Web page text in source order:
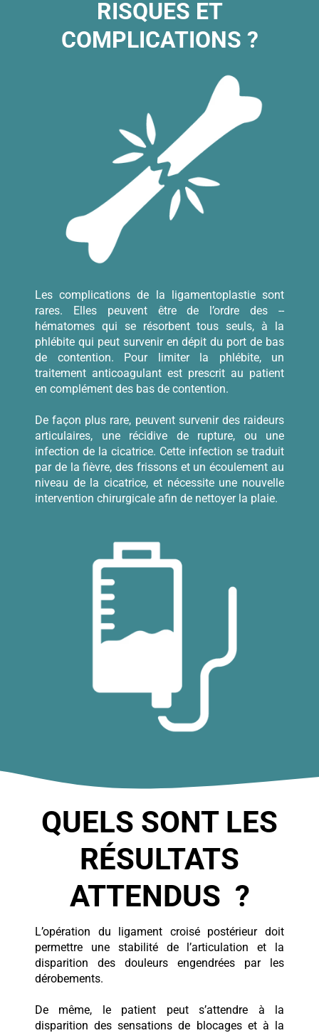
RISQUES ET
COMPLICATIONS ?
Les complications de la ligamentoplastie sont
rares. Elles peuvent être de l’ordre des --
hématomes qui se résorbent tous seuls, à la
phlébite qui peut survenir en dépit du port de bas
de contention. Pour limiter la phlébite, un
traitement anticoagulant est prescrit au patient
en complément des bas de contention.
De façon plus rare, peuvent survenir des raideurs
articulaires, une récidive de rupture, ou une
infection de la cicatrice. Cette infection se traduit
par de la fièvre, des frissons et un écoulement au
niveau de la cicatrice, et nécessite une nouvelle
intervention chirurgicale afin de nettoyer la plaie.
QUELS SONT LES
RÉSULTATS
ATTENDUS ?
L’opération du ligament croisé postérieur doit
permettre une stabilité de l’articulation et la
disparition des douleurs engendrées par les
dérobements.
De même, le patient peut s’attendre à la
disparition des sensations de blocages et à la